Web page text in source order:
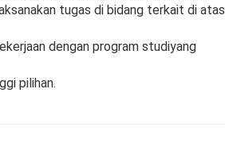
tugas di bidang terkait di atas
dengan program studiyang
pilihan.